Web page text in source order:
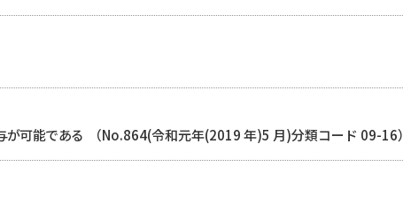
が可能である （No.864(令和元年(2019 年)5 月)分類コード 09-16）